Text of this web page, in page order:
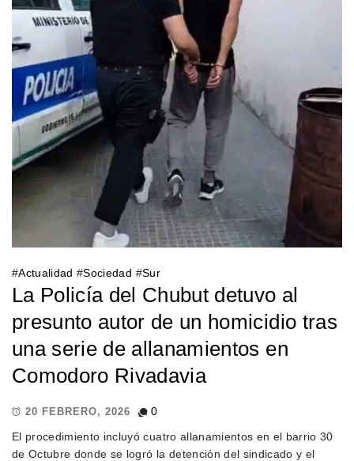
#Actualidad #Sociedad #Sur
La Policía del Chubut detuvo al
presunto autor de un homicidio tras
una serie de allanamientos en
Comodoro Rivadavia
20 FEBRERO, 2026
0
El procedimiento incluyó cuatro allanamientos en el barrio 30
de Octubre donde se logró la detención del sindicado y el